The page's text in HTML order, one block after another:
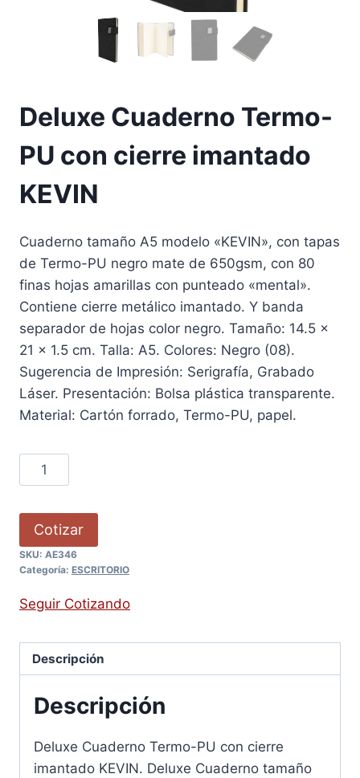
Deluxe Cuaderno Termo-
PU con cierre imantado
KEVIN
Cuaderno tamaño A5 modelo «KEVIN», con tapas
de Termo-PU negro mate de 650gsm, con 80
finas hojas amarillas con punteado «mental».
Contiene cierre metálico imantado. Y banda
separador de hojas color negro. Tamaño: 14.5 x
21 x 1.5 cm. Talla: A5. Colores: Negro (08).
Sugerencia de Impresión: Serigrafía, Grabado
Láser. Presentación: Bolsa plástica transparente.
Material: Cartón forrado, Termo-PU, papel.
Cotizar
SKU: AE346
Categoría: ESCRITORIO
Seguir Cotizando
Descripción
Descripción
Deluxe Cuaderno Termo-PU con cierre
imantado KEVIN. Deluxe Cuaderno tamaño